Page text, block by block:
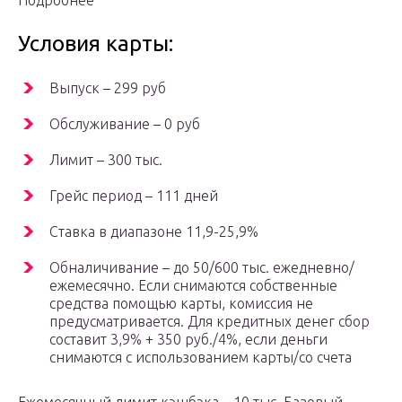
Условия карты:
Выпуск – 299 руб
Обслуживание – 0 руб
Лимит – 300 тыс.
Грейс период – 111 дней
Ставка в диапазоне 11,9-25,9%
Обналичивание – до 50/600 тыс. ежедневно/
ежемесячно. Если снимаются собственные
средства помощью карты, комиссия не
предусматривается. Для кредитных денег сбор
составит 3,9% + 350 руб./4%, если деньги
снимаются с использованием карты/со счета